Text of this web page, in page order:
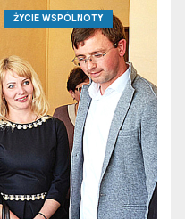
ŻYCIE WSPÓLNOTY